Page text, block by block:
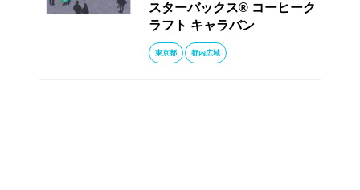
スターバックス® コーヒーク
ラフト キャラバン
東京都 都内広域